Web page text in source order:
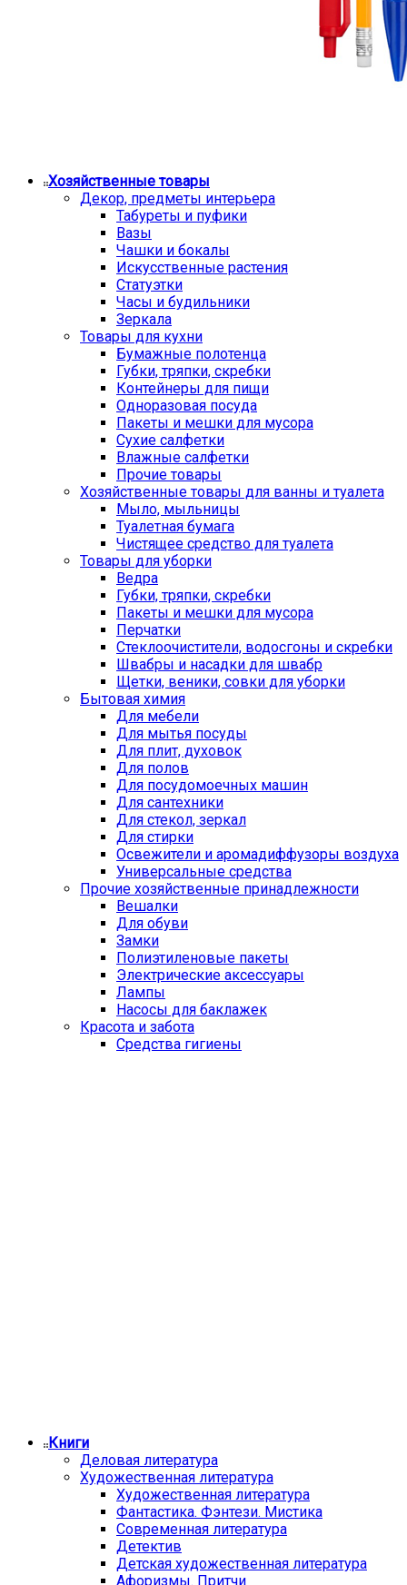
Хозяйственные товары
Декор, предметы интерьера
Табуреты и пуфики
Вазы
Чашки и бокалы
Искусственные растения
Статуэтки
Часы и будильники
Зеркала
Товары для кухни
Бумажные полотенца
Губки, тряпки, скребки
Контейнеры для пищи
Одноразовая посуда
Пакеты и мешки для мусора
Сухие салфетки
Влажные салфетки
Прочие товары
Хозяйственные товары для ванны и туалета
Мыло, мыльницы
Туалетная бумага
Чистящее средство для туалета
Товары для уборки
Ведра
Губки, тряпки, скребки
Пакеты и мешки для мусора
Перчатки
Стеклоочистители, водосгоны и скребки
Швабры и насадки для швабр
Щетки, веники, совки для уборки
Бытовая химия
Для мебели
Для мытья посуды
Для плит, духовок
Для полов
Для посудомоечных машин
Для сантехники
Для стекол, зеркал
Для стирки
Освежители и аромадиффузоры воздуха
Универсальные средства
Прочие хозяйственные принадлежности
Вешалки
Для обуви
Замки
Полиэтиленовые пакеты
Электрические аксессуары
Лампы
Насосы для баклажек
Красота и забота
Средства гигиены
Книги
Деловая литература
Художественная литература
Художественная литература
Фантастика. Фэнтези. Мистика
Современная литература
Детектив
Детская художественная литература
Афоризмы. Притчи